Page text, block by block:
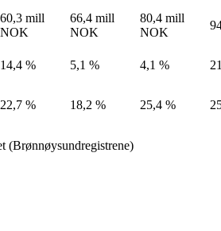
60,3 mill
NOK
66,4 mill
NOK
80,4 mill
NOK
14,4 % 5,1 % 4,1 %
22,7 %
18,2 % 25,4 %
(Brønnøysundregistrene)